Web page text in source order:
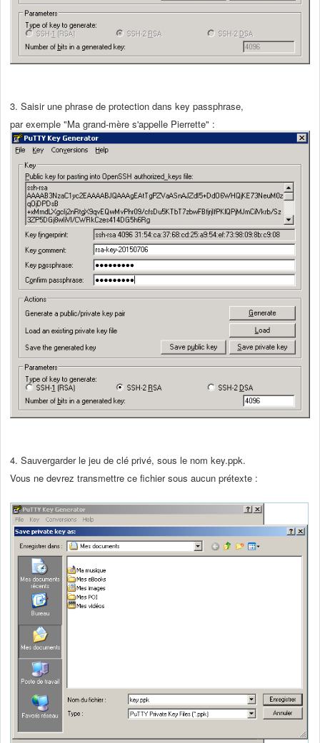
3. Saisir une phrase de protection dans key passphrase,
par exemple "Ma grand-mère s'appelle Pierrette" :
4. Sauvergarder le jeu de clé privé, sous le nom key.ppk.
Vous ne devrez transmettre ce fichier sous aucun prétexte :